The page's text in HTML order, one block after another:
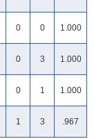
0 0 1.000
0 3 1.000
0 1 1.000
1 3 .967